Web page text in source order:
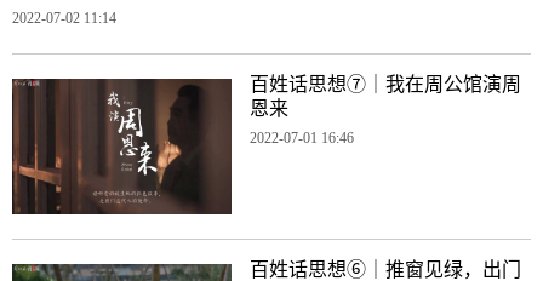
2022-07-02 11:14
百姓话思想⑦｜我在周公馆演周
恩来
2022-07-01 16:46
百姓话思想⑥｜推窗见绿，出门